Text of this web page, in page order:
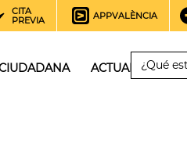
CITA
PREVIA
APPVALÈNCIA
ACTUALIDAD